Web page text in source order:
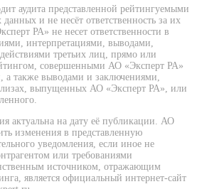
аудита представленной рейтингуемыми
и не несёт ответственность за их
РА» не несет ответственности в
интерпретациями, выводами,
третьих лиц, прямо или
совершенными АО «Эксперт РА»
а также выводами и заключениями,
выпущенных АО «Эксперт РА», или
актуальна на дату её публикации. АО
изменения в представленную
уведомления, если иное не
или требованиями
источником, отражающим
является официальный интернет-сайт